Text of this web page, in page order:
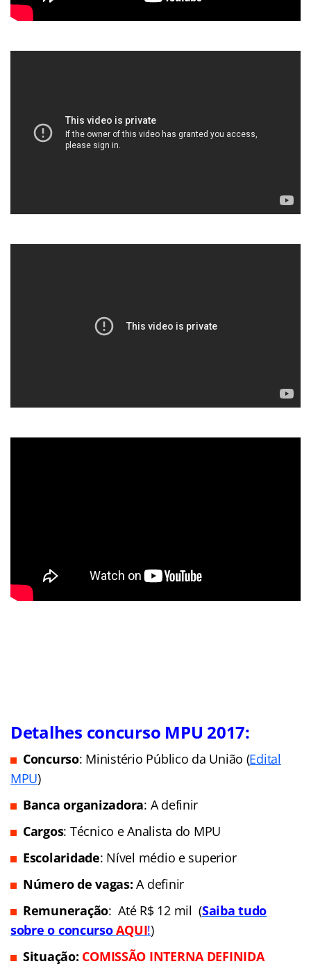
Detalhes concurso MPU 2017:
Concurso: Ministério Público da União (Edital
MPU)
Banca organizadora: A definir
Cargos: Técnico e Analista do MPU
Escolaridade: Nível médio e superior
Número de vagas: A definir
Remuneração: Até R$ 12 mil (Saiba tudo
sobre o concursoAQUI!)
Situação: COMISSÃO INTERNA DEFINIDA